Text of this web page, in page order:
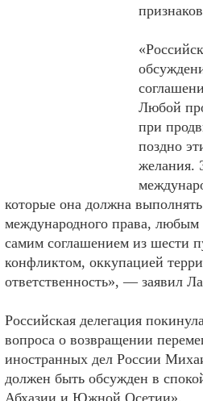
Любой
при
поздно
желания.
которые она должна
международного права,
самим соглашением из шести
конфликтом, оккупацией
ответственность», — заявил
Российская делегация
вопроса о возвращении
иностранных дел России
должен быть обсужден в
Абхазии и Южной Осетии».